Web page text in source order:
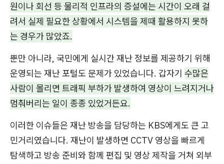
원이나 회선 등 물리적 인프라의 증설에는 시간이 오래 걸
려서 실제 필요한 상황에서 시스템을 제때 활용하지 못하
는 경우가 많았죠.
뿐만 아니라, 국민에게 실시간 재난 정보를 제공하기 위해
운영되는 재난 포털도 문제가 있었습니다. 갑자기 수많은
사람이 몰리면 트래픽 부하가 발생하여 영상이 느려지거나
멈춰버리는 일이 종종 있었거든요.
이러한 이슈들은 재난 방송을 담당하는 KBS에게도 큰 고
민거리였습니다. 재난이 발생하면 CCTV 영상을 빠르게
탐색하고 방송 준비와 함께 편집 및 영상 제작을 거쳐 외부